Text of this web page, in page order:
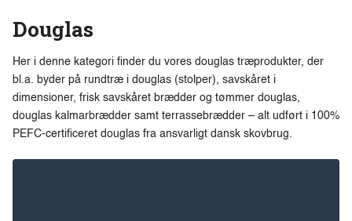
Douglas
Her i denne kategori finder du vores douglas træprodukter, der
bl.a. byder på rundtræ i douglas (stolper), savskåret i
dimensioner, frisk savskåret brædder og tømmer douglas,
douglas kalmarbrædder samt terrassebrædder – alt udført i 100%
PEFC-certificeret douglas fra ansvarligt dansk skovbrug.